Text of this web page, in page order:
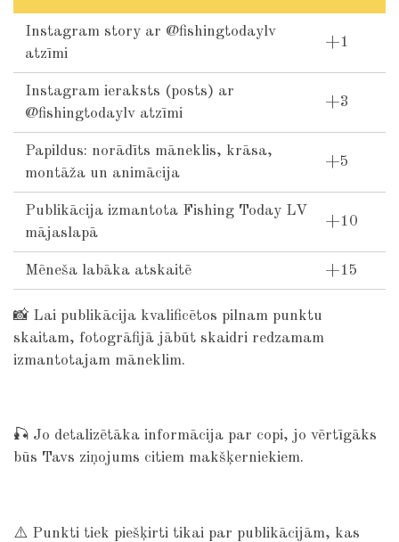
Instagram story ar @fishingtodaylv
atzīmi
+1
Instagram ieraksts (posts) ar
@fishingtodaylv atzīmi
+3
Papildus: norādīts māneklis, krāsa,
montāža un animācija
+5
Publikācija izmantota Fishing Today LV
mājaslapā
+10
Mēneša labāka atskaitē +15
📸 Lai publikācija kvalificētos pilnam punktu
skaitam, fotogrāfijā jābūt skaidri redzamam
izmantotajam māneklim.
🎣 Jo detalizētāka informācija par copi, jo vērtīgāks
būs Tavs ziņojums citiem makšķerniekiem.
⚠️ Punkti tiek piešķirti tikai par publikācijām, kas